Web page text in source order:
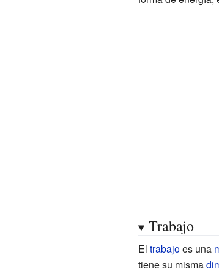
Trabajo
El trabajoes una
tiene su misma